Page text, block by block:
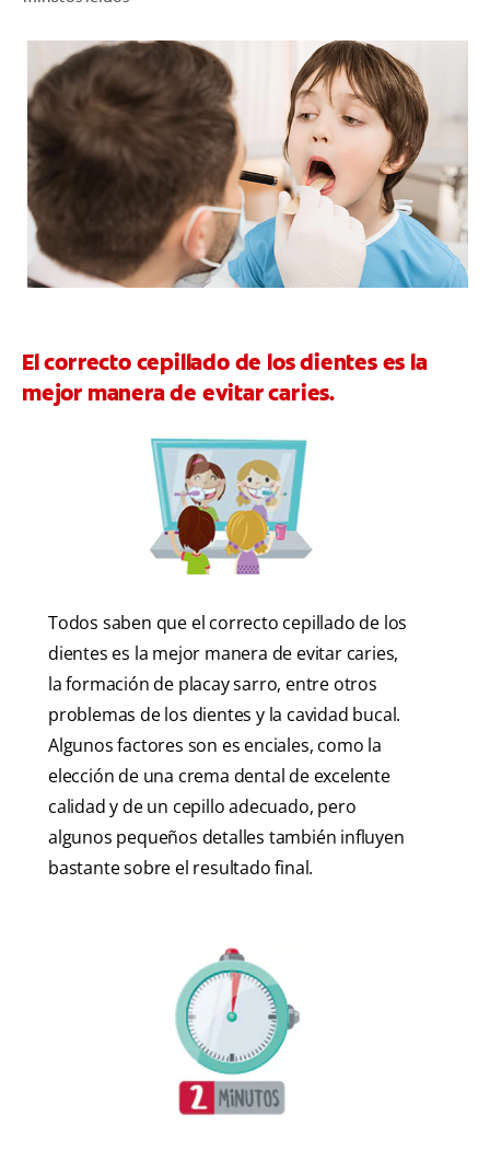
CORRESPONDENCIA DE PRODUCTOS
PROMOCIONES
CR (ES)
SUSCRÍBASE
El correcto cepillado de los dientes es la
mejor manera de evitar caries.
Todos saben que el correcto cepillado de los
dientes es la mejor manera de evitar caries,
la formación de placay sarro, entre otros
problemas de los dientes y la cavidad bucal.
Algunos factores son es enciales, como la
elección de una crema dental de excelente
calidad y de un cepillo adecuado, pero
algunos pequeños detalles también influyen
bastante sobre el resultado final.